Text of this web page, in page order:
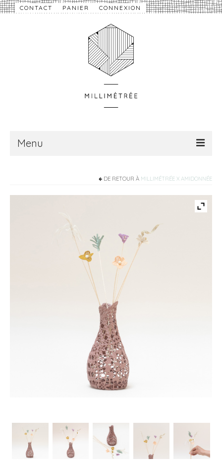
CONTACT PANIER CONNEXION
Menu
DE RETOUR À MILLIMÉTRÉE X AMIDONNÉE